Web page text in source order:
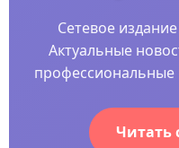
Сетевое
Актуальные
Читать